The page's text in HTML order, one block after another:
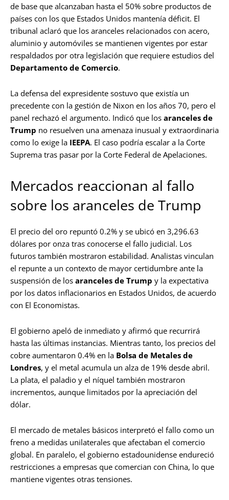
de base que alcanzaban hasta el 50% sobre productos de
países con los que Estados Unidos mantenía déficit. El
tribunal aclaró que los aranceles relacionados con acero,
aluminio y automóviles se mantienen vigentes por estar
respaldados por otra legislación que requiere estudios del
Departamento de Comercio.
La defensa del expresidente sostuvo que existía un
precedente con la gestión de Nixon en los años 70, pero el
panel rechazó el argumento. Indicó que los aranceles de
Trump no resuelven una amenaza inusual y extraordinaria
como lo exige la IEEPA. El caso podría escalar a la Corte
Suprema tras pasar por la Corte Federal de Apelaciones.
Mercados reaccionan al fallo
sobre los aranceles de Trump
El precio del oro repuntó 0.2% y se ubicó en 3,296.63
dólares por onza tras conocerse el fallo judicial. Los
futuros también mostraron estabilidad. Analistas vinculan
el repunte a un contexto de mayor certidumbre ante la
suspensión de los aranceles de Trump y la expectativa
por los datos inflacionarios en Estados Unidos, de acuerdo
con El Economistas.
El gobierno apeló de inmediato y afirmó que recurrirá
hasta las últimas instancias. Mientras tanto, los precios del
cobre aumentaron 0.4% en la Bolsa de Metales de
Londres, y el metal acumula un alza de 19% desde abril.
La plata, el paladio y el níquel también mostraron
incrementos, aunque limitados por la apreciación del
dólar.
El mercado de metales básicos interpretó el fallo como un
freno a medidas unilaterales que afectaban el comercio
global. En paralelo, el gobierno estadounidense endureció
restricciones a empresas que comercian con China, lo que
mantiene vigentes otras tensiones.